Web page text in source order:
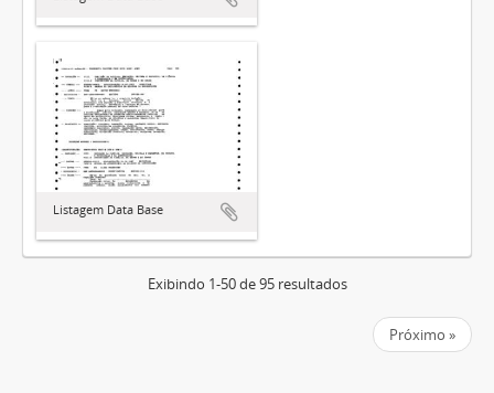
Listagem Data Base
Exibindo 1-50 de 95 resultados
Próximo »